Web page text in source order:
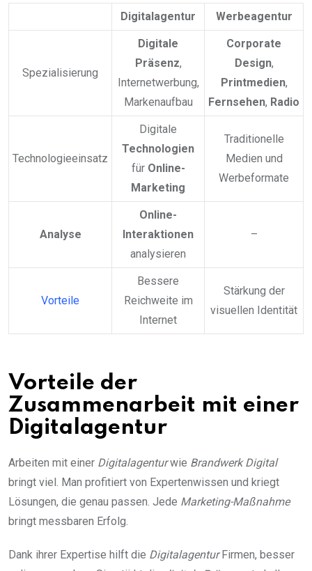
Digitalagentur Werbeagentur
Spezialisierung
Digitale
Präsenz,
Internetwerbung,
Markenaufbau
Corporate
Design,
Printmedien,
Fernsehen, Radio
Technologieeinsatz
Digitale
Technologien
für Online-
Marketing
Traditionelle
Medien und
Werbeformate
Analyse
Online-
Interaktionen
analysieren
–
Vorteile
Bessere
Reichweite im
Internet
Stärkung der
visuellen Identität
Vorteile der
Zusammenarbeit mit einer
Digitalagentur
Arbeiten mit einer Digitalagenturwie Brandwerk Digital
bringt viel. Man profitiert von Expertenwissen und kriegt
Lösungen, die genau passen. Jede Marketing-Maßnahme
bringt messbaren Erfolg.
Dank ihrer Expertise hilft die DigitalagenturFirmen, besser